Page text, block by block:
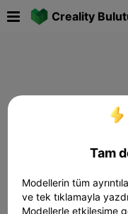
Creality
Tam
Modellerin tüm
ve tek tıklamayla
Modellerle etkileşime